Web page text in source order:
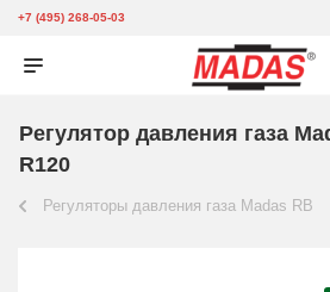
+7 (495) 268-05-03
Регулятор давления газа
R120
Регуляторы давления газа Madas RB